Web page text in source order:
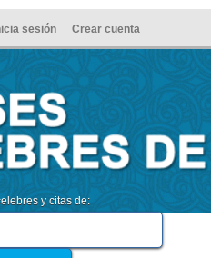
sesión Crear cuenta
y citas de: